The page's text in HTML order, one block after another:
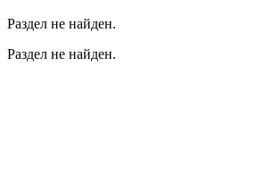
Раздел не найден.
Раздел не найден.